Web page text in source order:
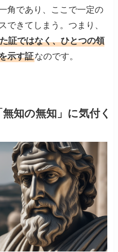
角であり、ここで一定の
できてしまう。つまり、
証ではなく、ひとつの領
示す証なのです。
知の無知」に気付く